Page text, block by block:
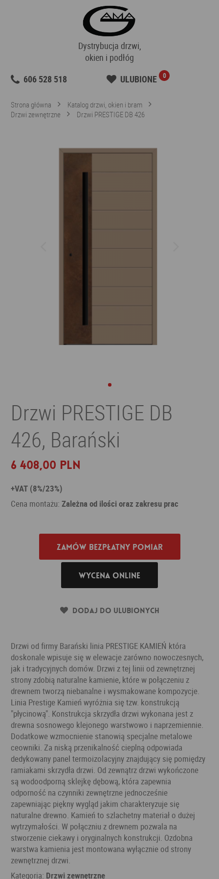
Dystrybucja drzwi,
okien i podłóg
606 528 518
ULUBIONE 0
Strona główna
Katalog drzwi, okien i bram
Drzwi zewnętrzne
Drzwi PRESTIGE DB 426
Drzwi PRESTIGE DB
426, Barański
6 408,00 PLN
+VAT (8%/23%)
Cena montażu:Zależna od ilości oraz zakresu prac
Zamów bezpłatny pomiar
Wycena online
Dodaj do ulubionych
Drzwi od firmy Barański linia PRESTIGE KAMIEŃ która
doskonale wpisuje się w elewacje zarówno nowoczesnych,
jak i tradycyjnych domów. Drzwi z tej linii od zewnętrznej
strony zdobią naturalne kamienie, które w połączeniu z
drewnem tworzą niebanalne i wysmakowane kompozycje.
Linia Prestige Kamień wyróżnia się tzw. konstrukcją
"płycinową". Konstrukcja skrzydła drzwi wykonana jest z
drewna sosnowego klejonego warstwowo i naprzemiennie.
Dodatkowe wzmocnienie stanowią specjalne metalowe
ceowniki. Za niską przenikalność cieplną odpowiada
dedykowany panel termoizolacyjny znajdujący się pomiędzy
ramiakami skrzydła drzwi. Od zewnątrz drzwi wykończone
są wodoodporną sklejkę dębową, która zapewnia
odporność na czynniki zewnętrzne jednocześnie
zapewniając piękny wygląd jakim charakteryzuje się
naturalne drewno. Kamień to szlachetny materiał o dużej
wytrzymałości. W połączniu z drewnem pozwala na
stworzenie ciekawy i oryginalnych konstrukcji. Ozdobna
warstwa kamienia jest montowana wyłącznie od strony
zewnętrznej drzwi.
Kategoria: Drzwi zewnętrzne